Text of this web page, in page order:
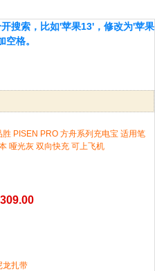
搜索，比如'苹果13'，修改为'苹果
空格。
胜 PISEN PRO 方舟系列充电宝 适用笔
哑光灰 双向快充 可上飞机
309.00
龙扎带